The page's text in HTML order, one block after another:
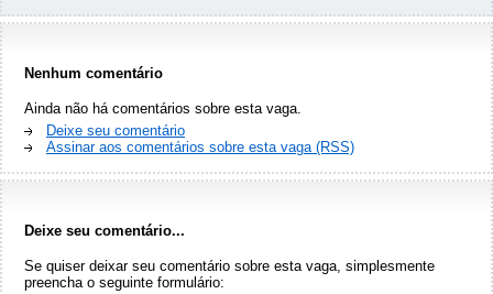
Nenhum comentário
Ainda não há comentários sobre esta vaga.
Deixe seu comentário
Assinar aos comentários sobre esta vaga (RSS)
Deixe seu comentário...
Se quiser deixar seu comentário sobre esta vaga, simplesmente
preencha o seguinte formulário: